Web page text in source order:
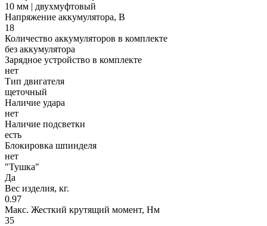
10 мм | двухмуфтовый
Напряжение аккумулятора, В
18
Количество аккумуляторов в комплекте
без аккумулятора
Зарядное устройство в комплекте
нет
Тип двигателя
щеточный
Наличие удара
нет
Наличие подсветки
есть
Блокировка шпинделя
нет
"Тушка"
Да
Вес изделия, кг.
0.97
Макс. Жесткий крутящий момент, Нм
35